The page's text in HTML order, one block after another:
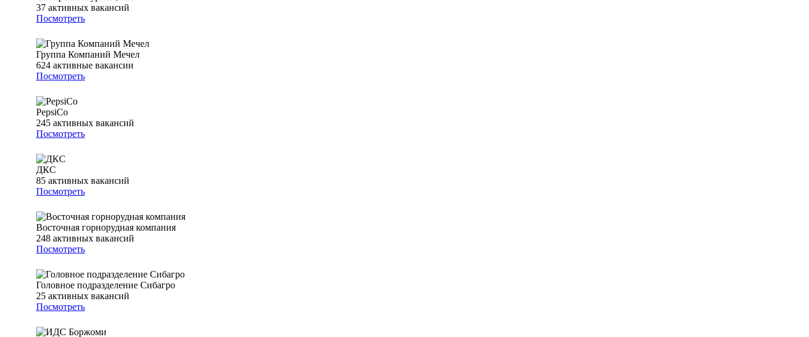
37 активных вакансий
Посмотреть
Группа Компаний Мечел
624 активные вакансии
Посмотреть
PepsiCo
245 активных вакансий
Посмотреть
ДКС
85 активных вакансий
Посмотреть
Восточная горнорудная компания
248 активных вакансий
Посмотреть
Головное подразделение Сибагро
25 активных вакансий
Посмотреть